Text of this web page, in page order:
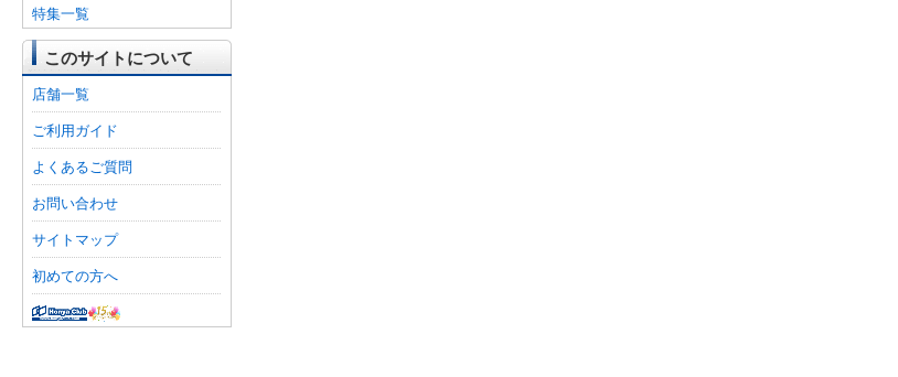
特集一覧
このサイトについて
店舗一覧
ご利用ガイド
よくあるご質問
お問い合わせ
サイトマップ
初めての方へ